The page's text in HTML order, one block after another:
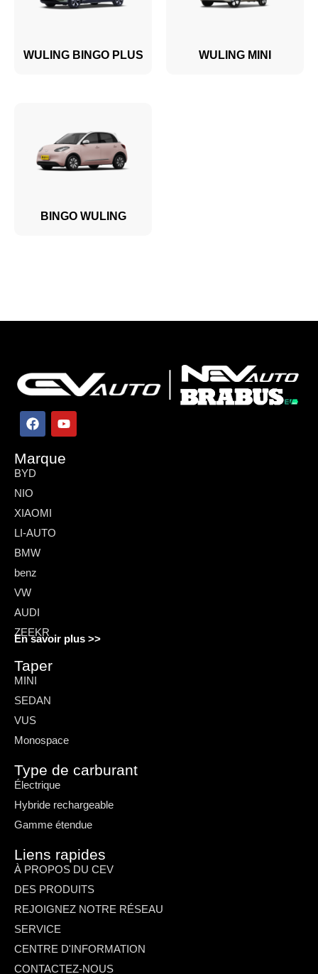
WULING BINGO PLUS WULING MINI
BINGO WULING
Marque
BYD
NIO
XIAOMI
LI-AUTO
BMW
benz
VW
AUDI
ZEEKR
En savoir plus >>
Taper
MINI
SEDAN
VUS
Monospace
Type de carburant
Électrique
Hybride rechargeable
Gamme étendue
Liens rapides
À PROPOS DU CEV
DES PRODUITS
REJOIGNEZ NOTRE RÉSEAU
SERVICE
CENTRE D'INFORMATION
CONTACTEZ-NOUS